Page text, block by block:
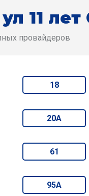
ул 11
провайдеров
18
20А
61
95А